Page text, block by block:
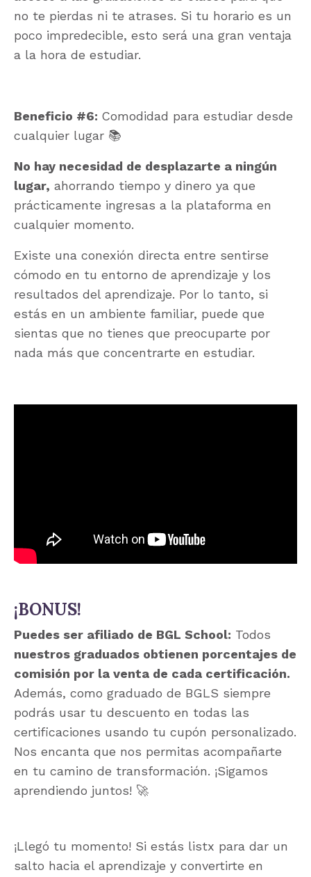
no te pierdas ni te atrases. Si tu horario es un
poco impredecible, esto será una gran ventaja
a la hora de estudiar.
Beneficio #6: Comodidad para estudiar desde
cualquier lugar 📚
No hay necesidad de desplazarte a ningún
lugar, ahorrando tiempo y dinero ya que
prácticamente ingresas a la plataforma en
cualquier momento.
Existe una conexión directa entre sentirse
cómodo en tu entorno de aprendizaje y los
resultados del aprendizaje. Por lo tanto, si
estás en un ambiente familiar, puede que
sientas que no tienes que preocuparte por
nada más que concentrarte en estudiar.
¡BONUS!
Puedes ser afiliado de BGL School: Todos
nuestros graduados obtienen porcentajes de
comisión por la venta de cada certificación.
Además, como graduado de BGLS siempre
podrás usar tu descuento en todas las
certificaciones usando tu cupón personalizado.
Nos encanta que nos permitas acompañarte
en tu camino de transformación. ¡Sigamos
aprendiendo juntos! 🚀
¡Llegó tu momento! Si estás listx para dar un
salto hacia el aprendizaje y convertirte en